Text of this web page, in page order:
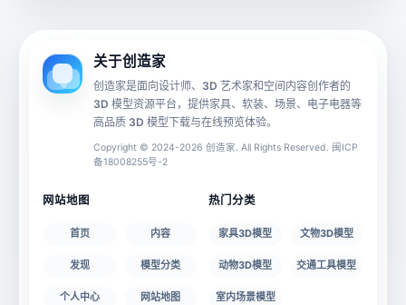
文件大小
关于创造家
创造家是面向设计师、3D 艺术家和空间内容创作者的
3D 模型资源平台，提供家具、软装、场景、电子电器等
高品质 3D 模型下载与在线预览体验。
Copyright © 2024-2026 创造家. All Rights Reserved. 闽ICP
备18008255号-2
网站地图
首页 内容
发现 模型分类
个人中心 网站地图
热门分类
家具3D模型 文物3D模型
动物3D模型 交通工具模型
室内场景模型